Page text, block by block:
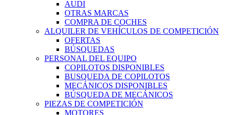
AUDI
OTRAS MARCAS
COMPRA DE COCHES
ALQUILER DE VEHÍCULOS DE COMPETICIÓN
OFERTAS
BÚSQUEDAS
PERSONAL DEL EQUIPO
COPILOTOS DISPONIBLES
BUSQUEDA DE COPILOTOS
MECÁNICOS DISPONIBLES
BÚSQUEDA DE MECÁNICOS
PIEZAS DE COMPETICIÓN
MOTORES